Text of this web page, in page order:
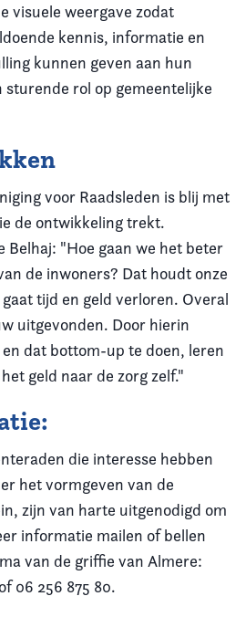
visuele weergave zodat
kennis, informatie en
kunnen geven aan hun
sturende rol op gemeentelijke
voor Raadsleden is blij met
de ontwikkeling trekt.
Belhaj: "Hoe gaan we het beter
de inwoners? Dat houdt onze
tijd en geld verloren. Overal
uitgevonden. Door hierin
dat bottom-up te doen, leren
geld naar de zorg zelf."
die interesse hebben
het vormgeven van de
zijn van harte uitgenodigd om
informatie mailen of bellen
van de griffie van Almere:
06 256 875 80.